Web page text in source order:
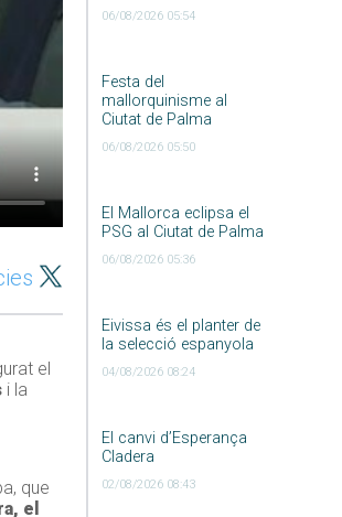
06/08/2026 05:54
Festa del
mallorquinisme al
Ciutat de Palma
06/08/2026 05:50
El Mallorca eclipsa el
PSG al Ciutat de Palma
06/08/2026 05:36
Eivissa és el planter de
la selecció espanyola
04/08/2026 08:24
El canvi d’Esperança
Cladera
02/08/2026 08:43
el
i la
que
el